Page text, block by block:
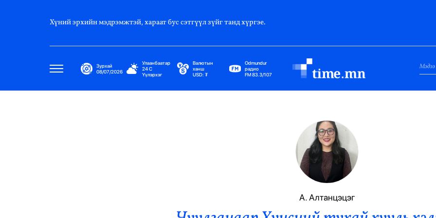
Хүний эрхийн мэдрэмжтэй, хараат бус сэтгүүл зүйг танд хүргэе.
Зурхай
08/07/2026
Улаанбаатар
24C
Үүлэрхэг
Валютын
ханш
USD: ₮
Odmundur
радио
FM 83.3/107
Гадаад Харилцаа
Элчин Сайд
Парламент
Засгийн Газар
А. Алтанцэцэг